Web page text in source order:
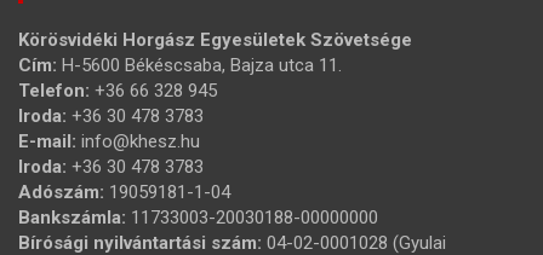
Körösvidéki Horgász Egyesületek Szövetsége
Cím: H-5600 Békéscsaba, Bajza utca 11.
Telefon: +36 66 328 945
Iroda: +36 30 478 3783
E-mail: info@khesz.hu
Iroda: +36 30 478 3783
Adószám: 19059181-1-04
Bankszámla: 11733003-20030188-00000000
Bírósági nyilvántartási szám: 04-02-0001028 (Gyulai